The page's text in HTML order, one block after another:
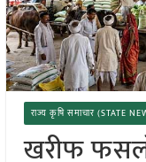
राज्य कृषि समाचार (STATE
खरीफ